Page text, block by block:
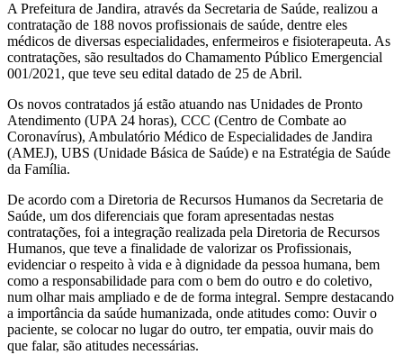
A Prefeitura de Jandira, através da Secretaria de Saúde, realizou a
contratação de 188 novos profissionais de saúde, dentre eles
médicos de diversas especialidades, enfermeiros e fisioterapeuta. As
contratações, são resultados do Chamamento Público Emergencial
001/2021, que teve seu edital datado de 25 de Abril.
Os novos contratados já estão atuando nas Unidades de Pronto
Atendimento (UPA 24 horas), CCC (Centro de Combate ao
Coronavírus), Ambulatório Médico de Especialidades de Jandira
(AMEJ), UBS (Unidade Básica de Saúde) e na Estratégia de Saúde
da Família.
De acordo com a Diretoria de Recursos Humanos da Secretaria de
Saúde, um dos diferenciais que foram apresentadas nestas
contratações, foi a integração realizada pela Diretoria de Recursos
Humanos, que teve a finalidade de valorizar os Profissionais,
evidenciar o respeito à vida e à dignidade da pessoa humana, bem
como a responsabilidade para com o bem do outro e do coletivo,
num olhar mais ampliado e de de forma integral. Sempre destacando
a importância da saúde humanizada, onde atitudes como: Ouvir o
paciente, se colocar no lugar do outro, ter empatia, ouvir mais do
que falar, são atitudes necessárias.